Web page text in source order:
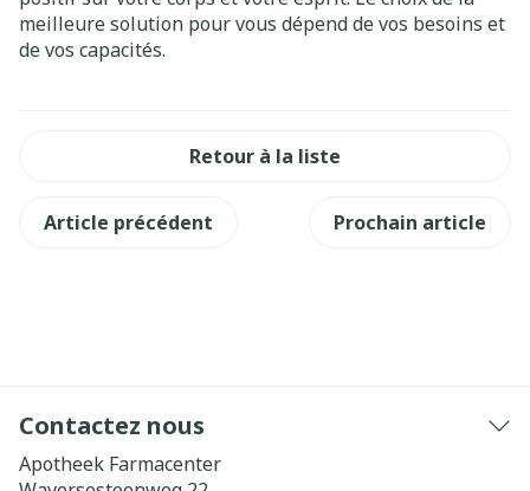
meilleure solution pour vous dépend de vos besoins et
de vos capacités.
Retour à la liste
Article précédent Prochain article
Contactez nous
Apotheek Farmacenter